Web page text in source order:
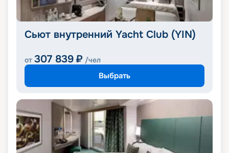
Сьют внутренний Yacht Club (YIN)
от 307 839 ₽ /чел
Выбрать